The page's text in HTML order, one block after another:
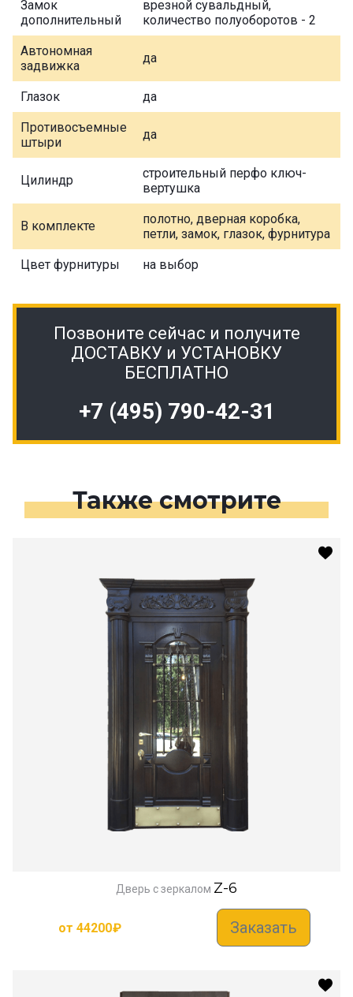
Замок
дополнительный
врезной сувальдный,
количество полуоборотов - 2
Автономная
задвижка
да
Глазок да
Противосъемные
штыри
да
Цилиндр
строительный перфо ключ-
вертушка
В комплекте
полотно, дверная коробка,
петли, замок, глазок, фурнитура
Цвет фурнитуры на выбор
Позвоните сейчас и получите
ДОСТАВКУ и УСТАНОВКУ
БЕСПЛАТНО
+7 (495) 790-42-31
Также смотрите
Дверь с зеркалом Z-6
от 44200₽ Заказать